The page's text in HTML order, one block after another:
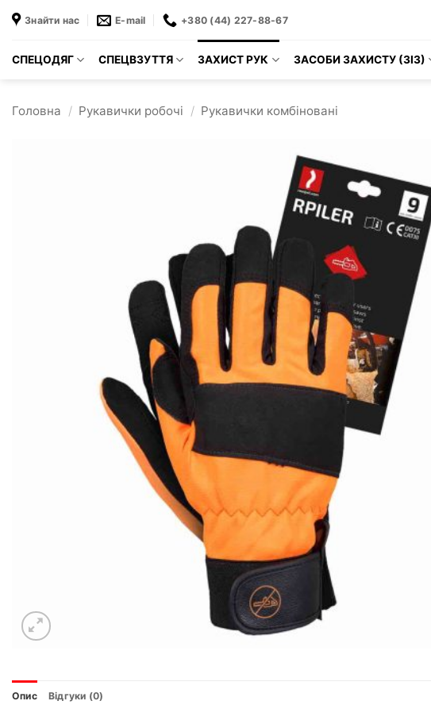
Знайти нас E-mail +380 (44) 227-88-67
СПЕЦОДЯГ СПЕЦВЗУТТЯ ЗАХИСТ РУК ЗАСОБИ ЗАХИСТУ (ЗІЗ)
Головна / Рукавички робочі / Рукавички комбіновані
Опис Відгуки (0)